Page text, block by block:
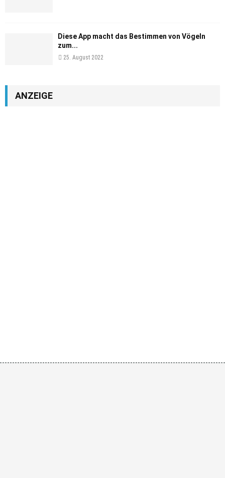
Diese App macht das Bestimmen von Vögeln
zum...
25. August 2022
ANZEIGE